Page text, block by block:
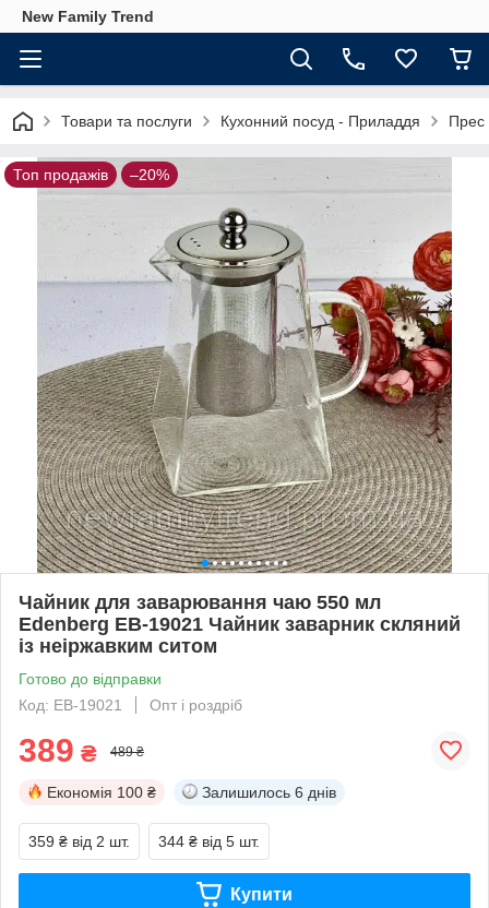
New Family Trend
Товари та послуги Кухонний посуд - Приладдя Прес
Топ продажів –20%
Чайник для заварювання чаю 550 мл
Edenberg EB-19021 Чайник заварник скляний
із неіржавким ситом
Готово до відправки
Код: EB-19021
Опт і роздріб
389 ₴ 489 ₴
Економія 100 ₴ Залишилось 6 днів
359 ₴ від 2 шт. 344 ₴ від 5 шт.
Купити